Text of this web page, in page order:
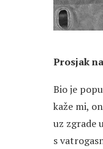
Prosjak
Bio je
kaže mi,
uz zgrade
s